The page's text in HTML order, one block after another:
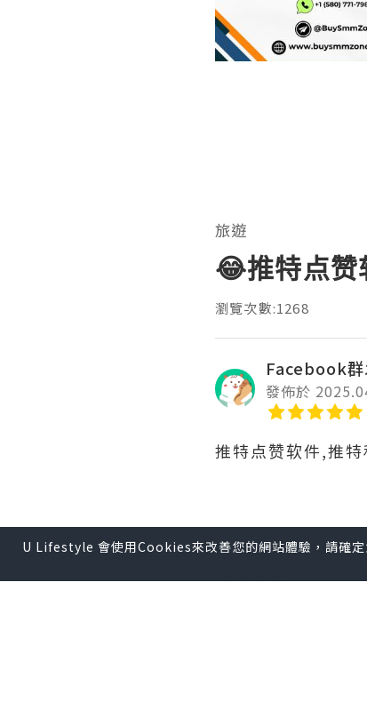
旅遊
😂推特点赞
瀏覽次數:1268
Facebook群
發佈於
推特点赞软件,推
推特是品牌传播的
知名度和影响力
U Lifestyle 會使用Cookies來改善您的網站體驗，請確定